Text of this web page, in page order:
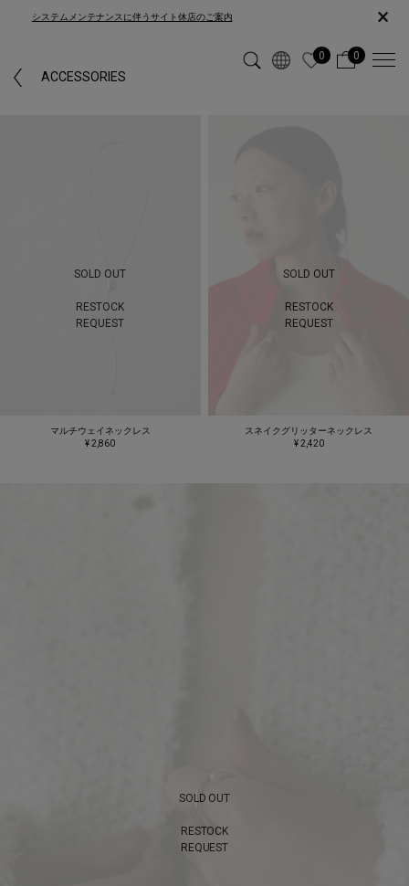
システムメンテナンスに伴うサイト休店のご案内 ×
ACCESSORIES
0
0
「EAR CUFF」カテゴリーではヒットしなかった為、「ACCESSORIES」カ
SOLD OUT
RESTOCK
REQUEST
マルチウェイネックレス
¥ 2,860
SOLD OUT
RESTOCK
REQUEST
スネイクグリッターネックレス
¥ 2,420
SOLD OUT
RESTOCK
REQUEST